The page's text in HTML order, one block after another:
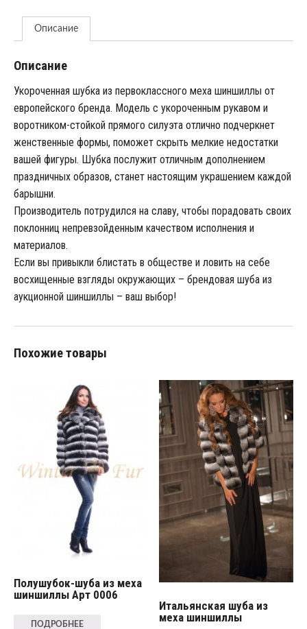
Описание
Описание
Укороченная шубка из первоклассного меха шиншиллы от
европейского бренда. Модель с укороченным рукавом и
воротником-стойкой прямого силуэта отлично подчеркнет
женственные формы, поможет скрыть мелкие недостатки
вашей фигуры. Шубка послужит отличным дополнением
праздничных образов, станет настоящим украшением каждой
барышни.
Производитель потрудился на славу, чтобы порадовать своих
поклонниц непревзойденным качеством исполнения и
материалов.
Если вы привыкли блистать в обществе и ловить на себе
восхищенные взгляды окружающих – брендовая шуба из
аукционной шиншиллы – ваш выбор!
Похожие товары
Полушубок-шуба из меха
шиншиллы Арт 0006
ПОДРОБНЕЕ
Итальянская шуба из
меха шиншиллы